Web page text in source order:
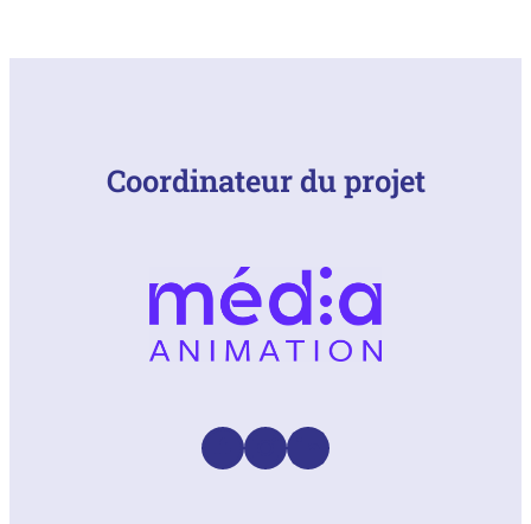
Coordinateur du projet
Facebook
Instagram
LinkedIn